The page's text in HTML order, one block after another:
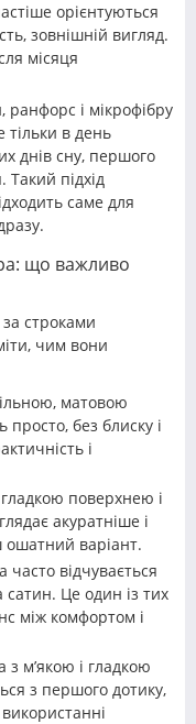
орієнтуються
зовнішній вигляд.
місяця
ранфорс і мікрофібру
тільки в день
днів сну, першого
Такий підхід
саме для
що важливо
строками
чим вони
матовою
без блиску і
і
поверхнею і
акуратніше і
ошатний варіант.
відчувається
сатин. Це один із тих
між комфортом і
м’якою і гладкою
з першого дотику,